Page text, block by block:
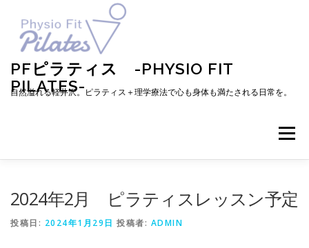
PFピラティス -PHYSIO FIT
PILATES-
自然溢れる軽井沢。ピラティス＋理学療法で心も身体も満たされる日常を。
メニュー
2024年2月 ピラティスレッスン予定
投稿日: 2024年1月29日 投稿者: ADMIN